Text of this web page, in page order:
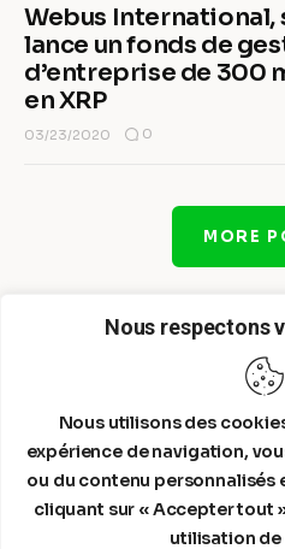
Nous respectons
Nous utilisons des
expérience de navigation,
ou du contenu personnalisés
cliquant sur « Accepter tout
utilisation
Webus
lance un fonds de
d’entreprise de 300
en XRP
03/23/2020 0
MORE